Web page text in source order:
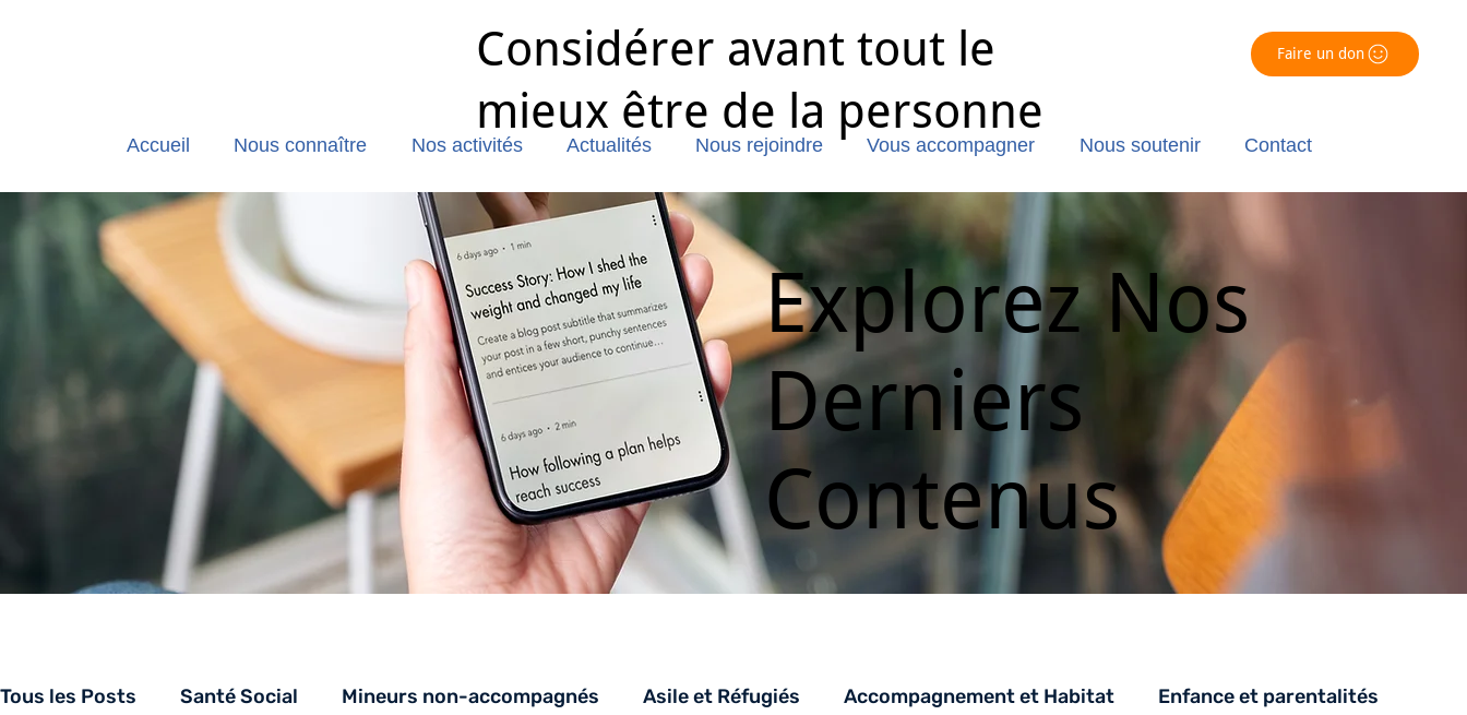
Accueil Nous connaître Nos activités Actualités Nous rejoindre Vous accompagner Nous soutenir Contact
Considérer avant tout le
mieux être de la personne
Faire un don
Explorez Nos
Derniers
Contenus
Tous les Posts Santé Social Mineurs non-accompagnés Asile et Réfugiés Accompagnement et Habitat Enfance et parentalités